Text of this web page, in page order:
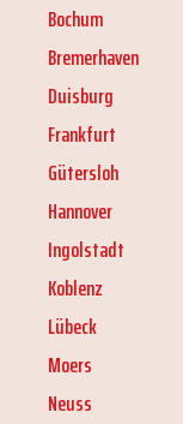
Bochum
Bremerhaven
Duisburg
Frankfurt
Gütersloh
Hannover
Ingolstadt
Koblenz
Lübeck
Moers
Neuss